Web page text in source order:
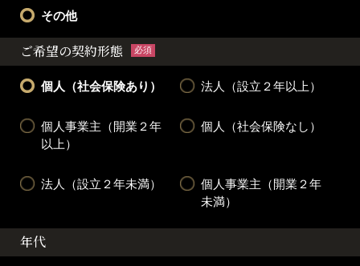
その他
ご希望の契約形態 必須
個人（社会保険あり） 法人（設立２年以上）
個人事業主（開業２年
以上）
個人（社会保険なし）
法人（設立２年未満）
個人事業主（開業２年
未満）
年代